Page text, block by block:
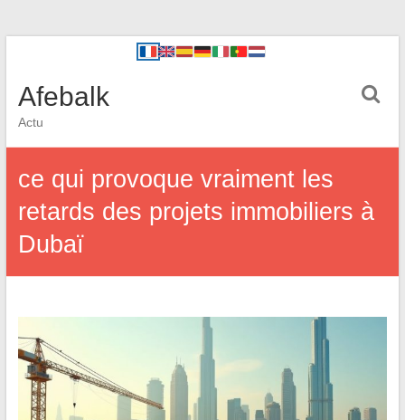
Afebalk
Actu
ce qui provoque vraiment les
retards des projets immobiliers à
Dubaï